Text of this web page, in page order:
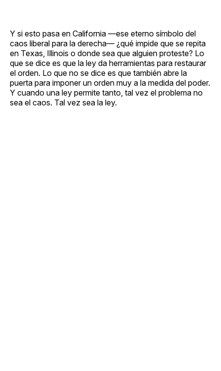
Y si esto pasa en California —ese eterno símbolo del
caos liberal para la derecha— ¿qué impide que se repita
en Texas, Illinois o donde sea que alguien proteste? Lo
que se dice es que la ley da herramientas para restaurar
el orden. Lo que no se dice es que también abre la
puerta para imponer un orden muy a la medida del poder.
Y cuando una ley permite tanto, tal vez el problema no
sea el caos. Tal vez sea la ley.